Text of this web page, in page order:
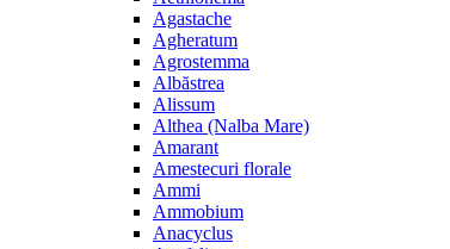
Agastache
Agheratum
Agrostemma
Albăstrea
Alissum
Althea (Nalba Mare)
Amarant
Amestecuri florale
Ammi
Ammobium
Anacyclus